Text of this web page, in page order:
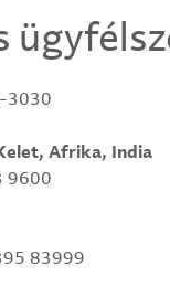
3030
Afrika, India
9600
83999